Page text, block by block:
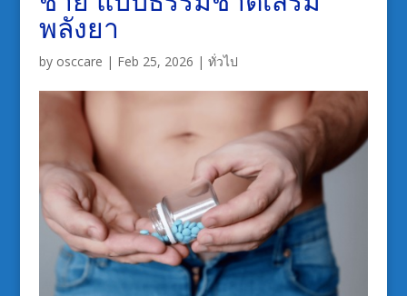
พลังยา
by osccare | Feb 25, 2026 | ทั่วไป